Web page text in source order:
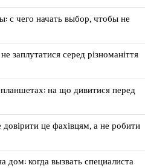
с чего начать выбор, чтобы не
заплутатися серед різноманіття
на що дивитися перед
довірити це фахівцям, а не робити
когда вызвать специалиста